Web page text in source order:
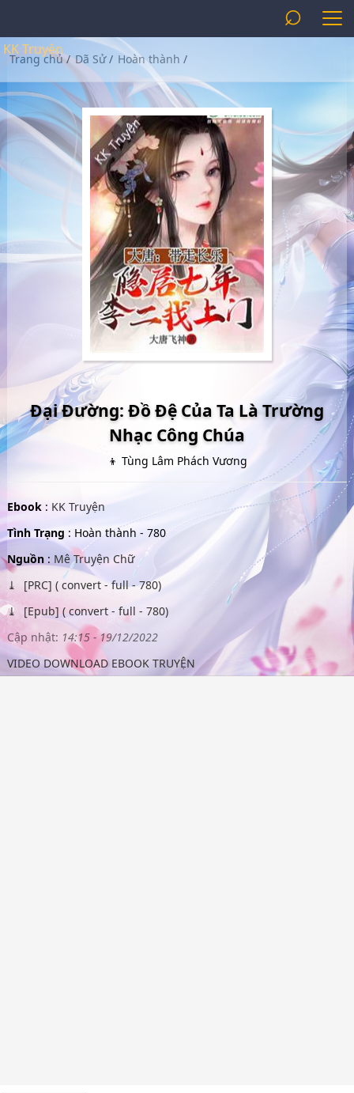
KK Truyện
⌕
Trang chủ/ Dã Sử/ Hoàn thành /
Đại Đường: Đồ Đệ Của Ta Là Trường
Nhạc Công Chúa
👦 Tùng Lâm Phách Vương
Ebook : KK Truyện
Tình Trạng : Hoàn thành - 780
Nguồn: Mê Truyện Chữ
[PRC] ( convert - full - 780)
[Epub] ( convert - full - 780)
Cập nhật: 14:15 - 19/12/2022
VIDEO DOWNLOAD EBOOK TRUYỆN